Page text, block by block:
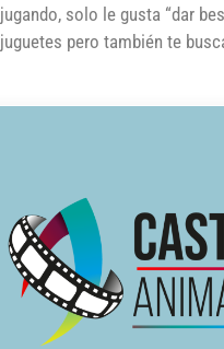
jugando, solo le gusta “dar
juguetes pero también te